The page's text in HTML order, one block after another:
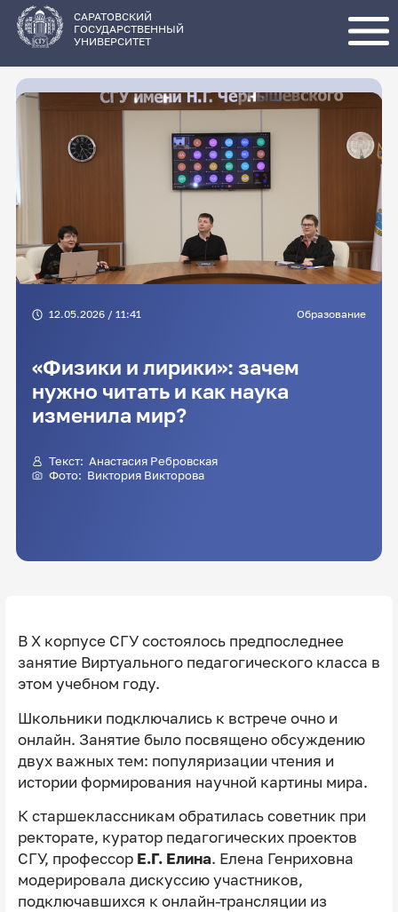
основному
содержанию
САРАТОВСКИЙ
ГОСУДАРСТВЕННЫЙ
УНИВЕРСИТЕТ
12.05.2026 / 11:41 Образование
«Физики и лирики»: зачем
нужно читать и как наука
изменила мир?
Текст: Анастасия Ребровская
Фото: Виктория Викторова
В X корпусе СГУ состоялось предпоследнее
занятие Виртуального педагогического класса в
этом учебном году.
Школьники подключались к встрече очно и
онлайн. Занятие было посвящено обсуждению
двух важных тем: популяризации чтения и
истории формирования научной картины мира.
К старшеклассникам обратилась советник при
ректорате, куратор педагогических проектов
СГУ, профессор Е.Г. Елина. Елена Генриховна
модерировала дискуссию участников,
подключавшихся к онлайн-трансляции из